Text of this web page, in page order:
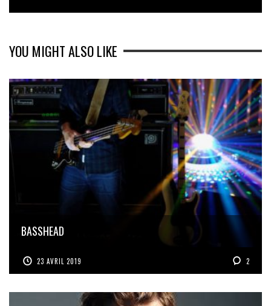
YOU MIGHT ALSO LIKE
BASSHEAD
23 AVRIL 2019 2